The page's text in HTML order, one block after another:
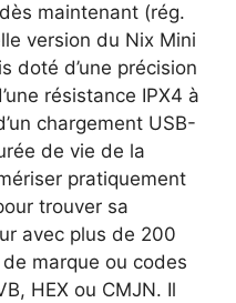
maintenant (rég.
version du Nix Mini
doté d’une précision
résistance IPX4 à
chargement USB-
de vie de la
pratiquement
trouver sa
avec plus de 200
marque ou codes
HEX ou CMJN. Il